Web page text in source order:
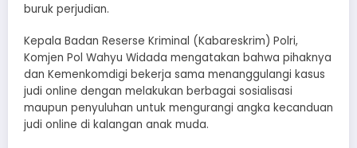
buruk perjudian.
Kepala Badan Reserse Kriminal (Kabareskrim) Polri,
Komjen Pol Wahyu Widada mengatakan bahwa pihaknya
dan Kemenkomdigi bekerja sama menanggulangi kasus
judi online dengan melakukan berbagai sosialisasi
maupun penyuluhan untuk mengurangi angka kecanduan
judi online di kalangan anak muda.